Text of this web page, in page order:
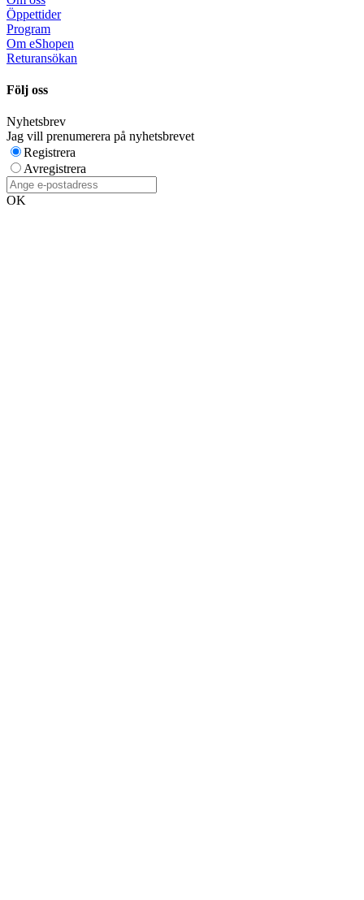
Öppettider
Program
Om eShopen
Returansökan
Följ oss
Nyhetsbrev
Jag vill prenumerera på nyhetsbrevet
Registrera
Avregistrera
OK